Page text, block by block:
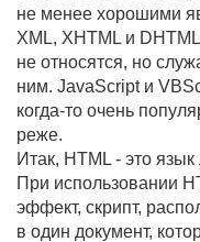
не менее хорошими
XML, XHTML и
не относятся, но
ним. JavaScript и
когда-то очень
реже.
Итак, HTML - это
При использовании
эффект, скрипт,
в один документ,